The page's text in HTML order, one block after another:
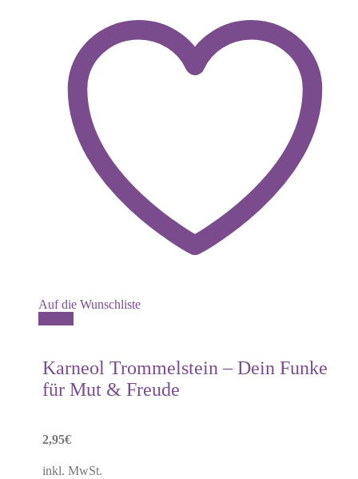
Auf die Wunschliste
Karneol Trommelstein – Dein Funke
für Mut & Freude
2,95€
inkl. MwSt.